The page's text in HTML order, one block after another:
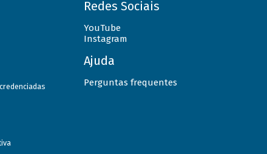
Redes Sociais
YouTube
Instagram
Ajuda
Perguntas frequentes